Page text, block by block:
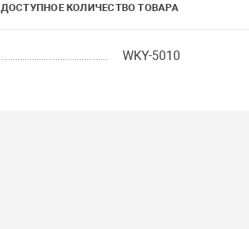
ДОСТУПНОЕ КОЛИЧЕСТВО ТОВАРА
WKY-5010